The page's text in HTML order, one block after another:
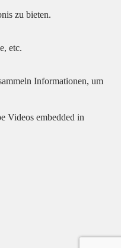
zu bieten.
etc.
Informationen, um
Videos embedded in